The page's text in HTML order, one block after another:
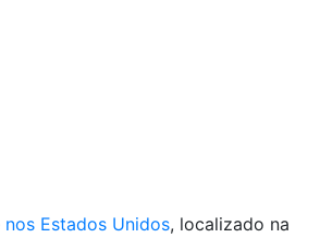
nos Estados Unidos, localizado na